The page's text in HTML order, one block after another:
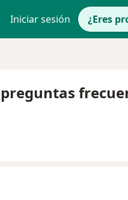
Iniciar sesión ¿Eres